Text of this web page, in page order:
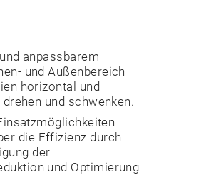
anpassbarem
und Außenbereich
horizontal und
und schwenken.
die Effizienz durch
der
und Optimierung